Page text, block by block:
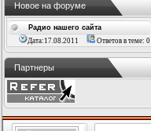
Новое на форуме
Радио нашего сайта
Дата:17.08.2011
Ответов в теме: 0
Партнеры